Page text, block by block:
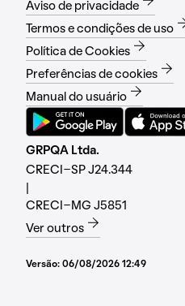
Aviso de privacidade
Termos e condições de uso
Política de Cookies
Preferências de cookies
Manual do usuário
GRPQA Ltda.
CRECI-SP J24.344
CRECI-MG J5851
Ver outros
Versão: 06/08/2026 12:49